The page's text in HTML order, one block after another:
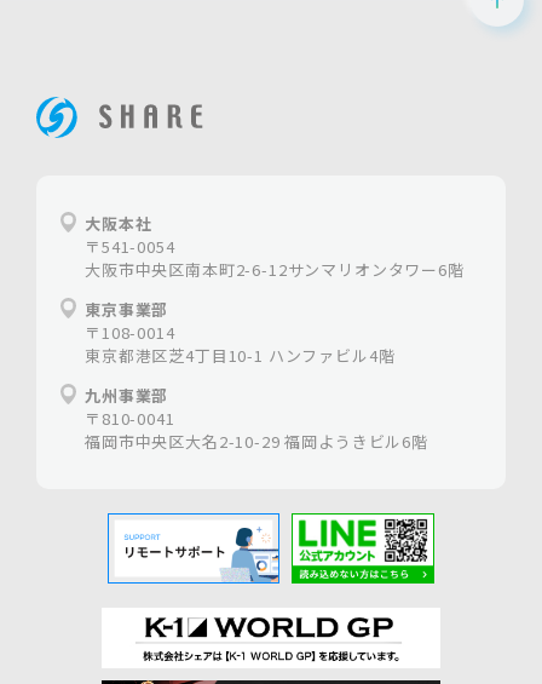
ペー
大阪本社
〒541-0054
大阪市中央区南本町2-6-12サンマリオンタワー6階
東京事業部
〒108-0014
東京都港区芝4丁目10-1 ハンファビル4階
九州事業部
〒810-0041
福岡市中央区大名2-10-29 福岡ようきビル6階